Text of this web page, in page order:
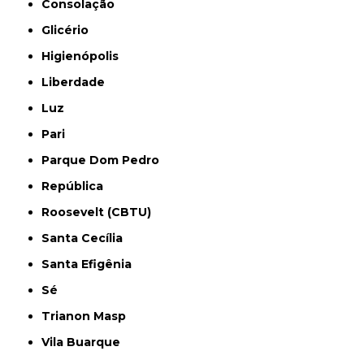
Consolação
Glicério
Higienópolis
Liberdade
Luz
Pari
Parque Dom Pedro
República
Roosevelt (CBTU)
Santa Cecília
Santa Efigênia
Sé
Trianon Masp
Vila Buarque